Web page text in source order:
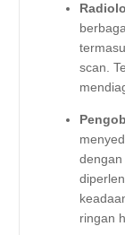
scan.
ringan